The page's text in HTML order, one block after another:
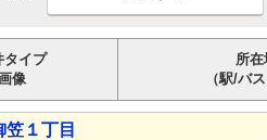
タイプ
像
所
（駅/バ
１丁目